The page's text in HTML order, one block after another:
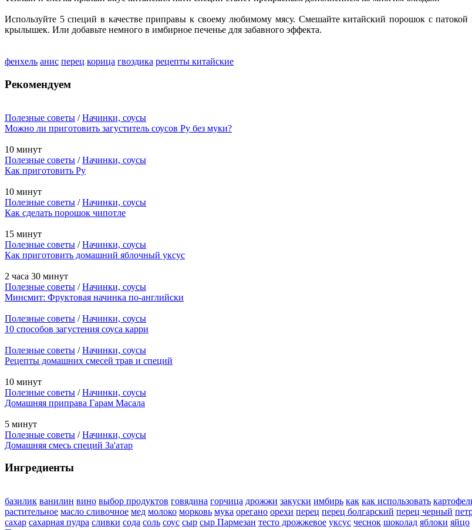
Используйте 5 специй в качестве приправы к своему любимому мясу. Смешайте китайский порошок с
крылышек. Или добавьте немного в имбирное печенье для забавного эффекта.
фенхель анис перец корица гвоздика рецепты китайские
Рекомендуем
Полезные советы /Начинки, соусы
Можно ли приготовить загуститель соусов Ру без муки?
10 минут
Полезные советы /Начинки, соусы
Как приготовить Ру
10 минут
Полезные советы /Начинки, соусы
Как сделать порошок чипотле
15 минут
Полезные советы /Начинки, соусы
Как приготовить домашний яблочный уксус
2 часа 30 минут
Полезные советы /Начинки, соусы
Минсмит: Фруктовая начинка по-английски
Полезные советы /Начинки, соусы
10 способов загустения соуса карри
Полезные советы /Начинки, соусы
Рецепты домашних смесей трав и специй
10 минут
Полезные советы /Начинки, соусы
Домашняя приправа Гарам Масала
5 минут
Полезные советы /Начинки, соусы
Домашняя смесь специй За'атар
Ингредиенты
базилик ванилин вино выбор продуктов говядина горчица дрожжи закуски имбирь как как использовать
растительное масло сливочное мед молоко морковь мука орегано орехи перец перец болгарский перец черный
сахар сахарная пудра сливки сода соль соус сыр сыр Пармезан тесто дрожжевое уксус чеснок шоколад яблоки яйцо